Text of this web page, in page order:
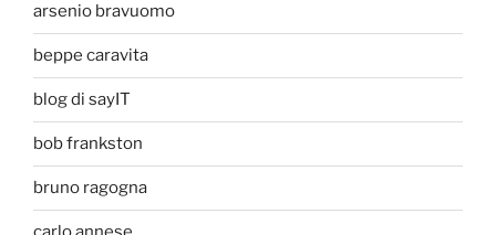
arsenio bravuomo
beppe caravita
blog di sayIT
bob frankston
bruno ragogna